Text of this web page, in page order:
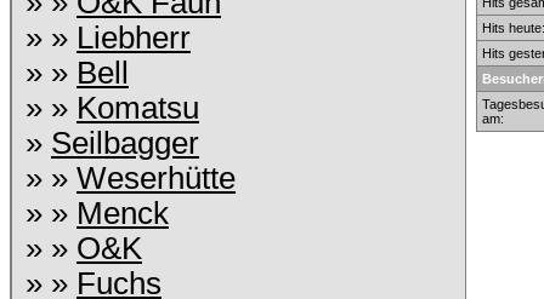
» » Liebherr
» » Bell
» » Komatsu
» Seilbagger
» » Weserhütte
» » Menck
» » O&K
» » Fuchs
Hits heute:
Hits
am: